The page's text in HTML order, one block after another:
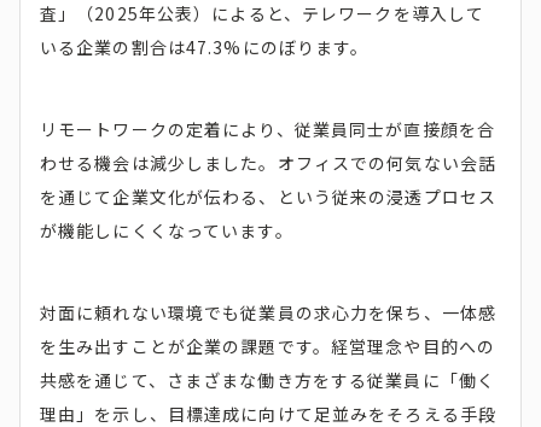
査」（2025年公表）によると、テレワークを導入して
いる企業の割合は47.3%にのぼります。
リモートワークの定着により、従業員同士が直接顔を合
わせる機会は減少しました。オフィスでの何気ない会話
を通じて企業文化が伝わる、という従来の浸透プロセス
が機能しにくくなっています。
対面に頼れない環境でも従業員の求心力を保ち、一体感
を生み出すことが企業の課題です。経営理念や目的への
共感を通じて、さまざまな働き方をする従業員に「働く
理由」を示し、目標達成に向けて足並みをそろえる手段